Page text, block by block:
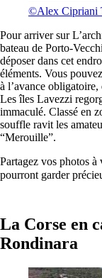
©Alex Cipriani
Pour arriver sur
bateau de Porto-
déposer dans cet
éléments. Vous
à l’avance
Les îles Lavezzi
immaculé. Classé en
souffle ravit les
“Merouille”.
Partagez vos photos à
pourront garder
La Corse en
Rondinara